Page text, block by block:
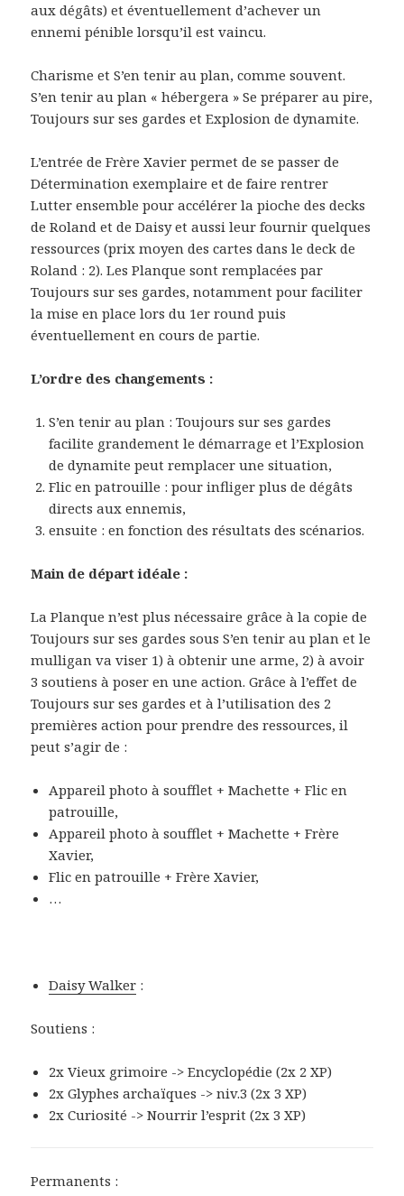
aux dégâts) et éventuellement d’achever un
ennemi pénible lorsqu’il est vaincu.
Charisme et S’en tenir au plan, comme souvent.
S’en tenir au plan « hébergera » Se préparer au pire,
Toujours sur ses gardes et Explosion de dynamite.
L’entrée de Frère Xavier permet de se passer de
Détermination exemplaire et de faire rentrer
Lutter ensemble pour accélérer la pioche des decks
de Roland et de Daisy et aussi leur fournir quelques
ressources (prix moyen des cartes dans le deck de
Roland : 2). Les Planque sont remplacées par
Toujours sur ses gardes, notamment pour faciliter
la mise en place lors du 1er round puis
éventuellement en cours de partie.
L’ordre des changements :
S’en tenir au plan : Toujours sur ses gardes
facilite grandement le démarrage et l’Explosion
de dynamite peut remplacer une situation,
Flic en patrouille : pour infliger plus de dégâts
directs aux ennemis,
ensuite : en fonction des résultats des scénarios.
Main de départ idéale :
La Planque n’est plus nécessaire grâce à la copie de
Toujours sur ses gardes sous S’en tenir au plan et le
mulligan va viser 1) à obtenir une arme, 2) à avoir
3 soutiens à poser en une action. Grâce à l’effet de
Toujours sur ses gardes et à l’utilisation des 2
premières action pour prendre des ressources, il
peut s’agir de :
Appareil photo à soufflet + Machette + Flic en
patrouille,
Appareil photo à soufflet + Machette + Frère
Xavier,
Flic en patrouille + Frère Xavier,
…
Daisy Walker :
Soutiens :
2x Vieux grimoire -> Encyclopédie (2x 2 XP)
2x Glyphes archaïques -> niv.3 (2x 3 XP)
2x Curiosité -> Nourrir l’esprit (2x 3 XP)
Permanents :